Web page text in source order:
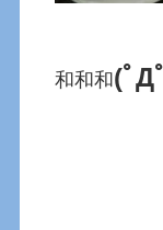
和和和(ﾟД